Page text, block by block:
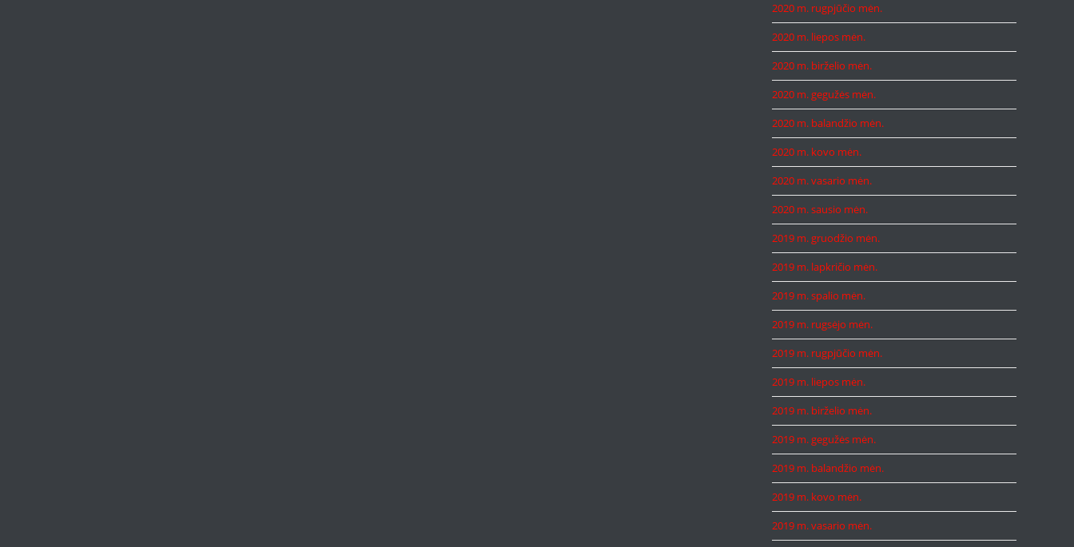
2020 m. rugpjūčio mėn.
2020 m. liepos mėn.
2020 m. birželio mėn.
2020 m. gegužės mėn.
2020 m. balandžio mėn.
2020 m. kovo mėn.
2020 m. vasario mėn.
2020 m. sausio mėn.
2019 m. gruodžio mėn.
2019 m. lapkričio mėn.
2019 m. spalio mėn.
2019 m. rugsėjo mėn.
2019 m. rugpjūčio mėn.
2019 m. liepos mėn.
2019 m. birželio mėn.
2019 m. gegužės mėn.
2019 m. balandžio mėn.
2019 m. kovo mėn.
2019 m. vasario mėn.